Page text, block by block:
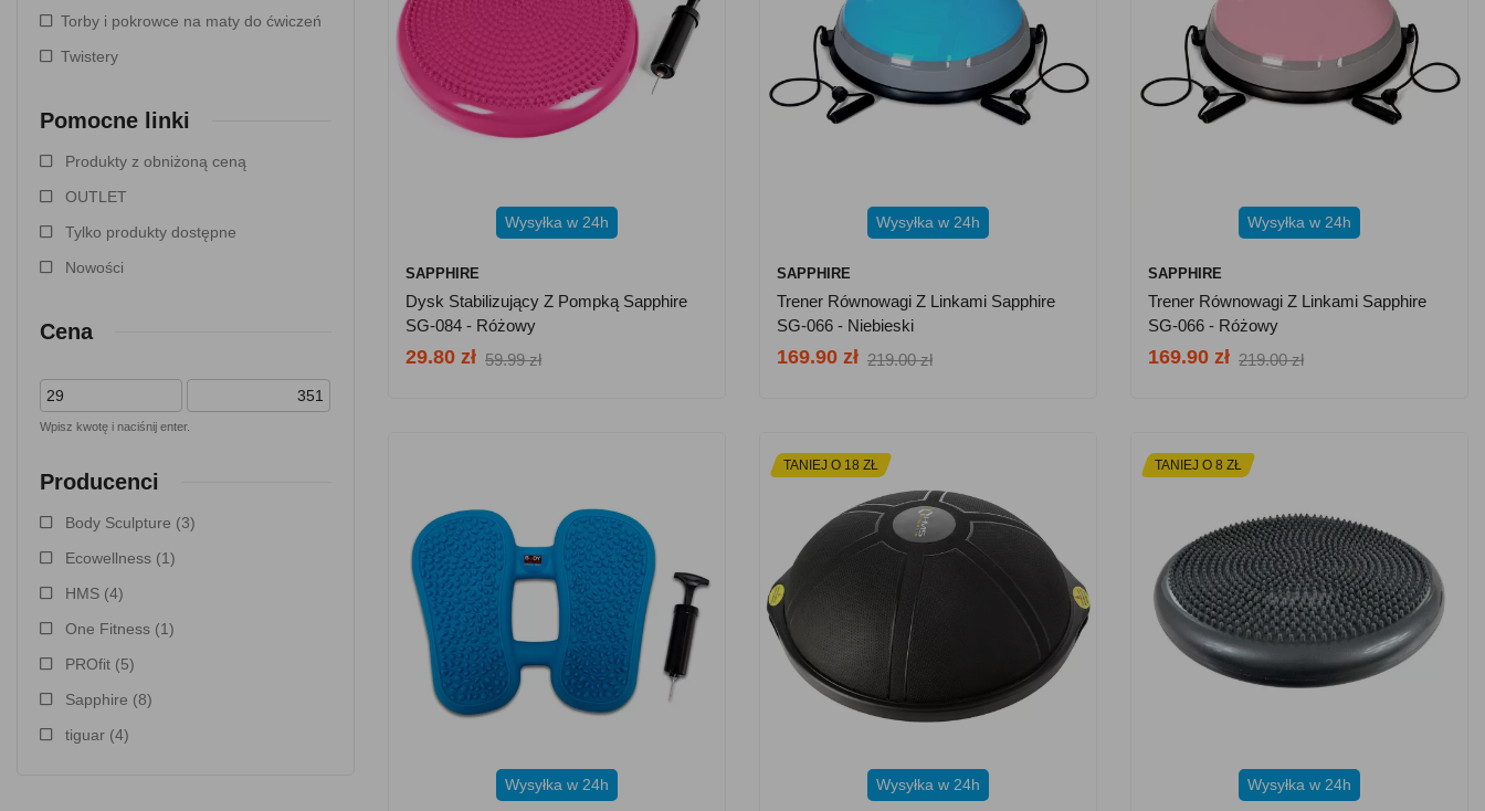
Torby i pokrowce na maty do ćwiczeń
Twistery
Pomocne linki
Produkty z obniżoną ceną
OUTLET
Tylko produkty dostępne
Nowości
Cena
Wpisz kwotę i naciśnij enter.
Producenci
Body Sculpture (3)
Ecowellness (1)
HMS (4)
One Fitness (1)
PROfit (5)
Sapphire (8)
tiguar (4)
Wysyłka w 24h
SAPPHIRE
Dysk Stabilizujący Z Pompką Sapphire
SG-084 - Różowy
29.80 zł 59.99 zł
Wysyłka w 24h
SAPPHIRE
Trener Równowagi Z Linkami Sapphire
SG-066 - Niebieski
169.90 zł 219.00 zł
Wysyłka w 24h
SAPPHIRE
Trener Równowagi Z Linkami Sapphire
SG-066 - Różowy
169.90 zł 219.00 zł
Wysyłka w 24h
TANIEJ O 18 ZŁ
Wysyłka w 24h
TANIEJ O 8 ZŁ
Wysyłka w 24h